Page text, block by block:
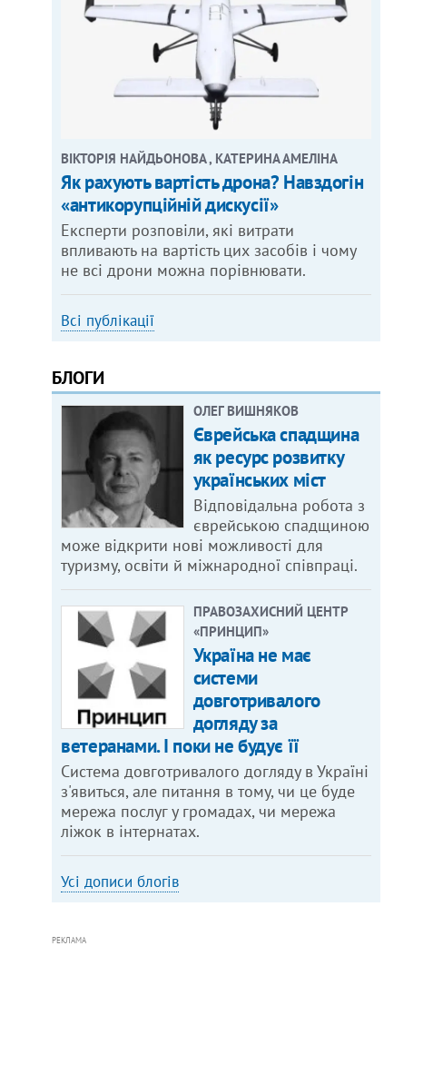
ВІКТОРІЯ НАЙДЬОНОВА , КАТЕРИНА АМЕЛІНА
Як рахують вартість дрона? Навздогін
«антикорупційній дискусії»
Експерти розповіли, які витрати
впливають на вартість цих засобів і чому
не всі дрони можна порівнювати.
Всі публікації
БЛОГИ
ОЛЕГ ВИШНЯКОВ
Єврейська спадщина
як ресурс розвитку
українських міст
Відповідальна робота з
єврейською спадщиною
може відкрити нові можливості для
туризму, освіти й міжнародної співпраці.
ПРАВОЗАХИСНИЙ ЦЕНТР
«ПРИНЦИП»
Україна не має
системи
довготривалого
догляду за
ветеранами. І поки не будує її
Система довготривалого догляду в Україні
з'явиться, але питання в тому, чи це буде
мережа послуг у громадах, чи мережа
ліжок в інтернатах.
Усі дописи блогів
РЕКЛАМА